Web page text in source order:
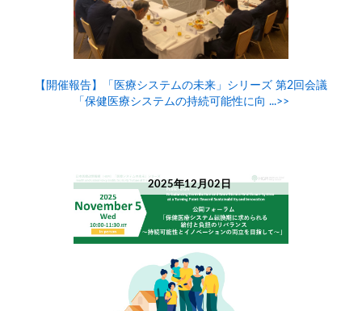
【開催報告】「医療システムの未来」シリーズ 第2回会議
「保健医療システムの持続可能性に向 ...>>
2025年12月02日